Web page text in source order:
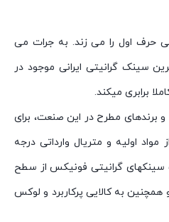
حرف اول را می زند. به جرات می
سینک گرانیتی ایرانی موجود در
برابری میکند.
برندهای مطرح در این صنعت، برای
اولیه و متریال وارداتی درجه
گرانیتی فونیکس از سطح
همچنین به کالایی پرکاربرد و لوکس